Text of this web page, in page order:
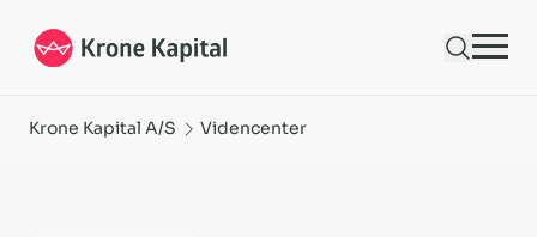
Krone Kapital A/S Videncenter